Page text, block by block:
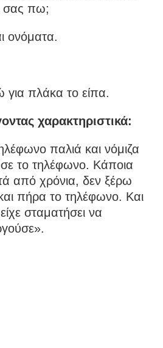
σας πω;
ονόματα.
πλάκα το είπα.
χαρακτηριστικά:
παλιά και νόμιζα
το τηλέφωνο. Κάποια
από χρόνια, δεν ξέρω
πήρα το τηλέφωνο. Και
σταματήσει να